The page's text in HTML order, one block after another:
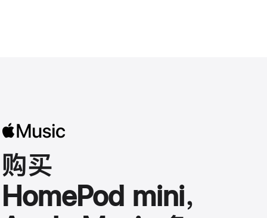
购买
HomePod mini，